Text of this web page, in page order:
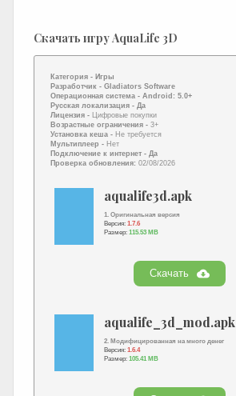
Скачать игру AquaLife 3D
Категория - Игры
Разработчик - Gladiators Software
Операционная система - Android: 5.0+
Русская локализация - Да
Лицензия -
Цифровые покупки
Возрастные ограничения - 3+
Установка кеша - Не требуется
Мультиплеер - Нет
Подключение к интернет - Да
Проверка обновления: 02/08/2026
aqualife3d.apk
1. Оригинальная версия
Версия: 1.7.6
Размер: 115.53 MB
Скачать
aqualife_3d_mod.apk
2. Модифицированная на много денег
Версия: 1.6.4
Размер: 105.41 MB